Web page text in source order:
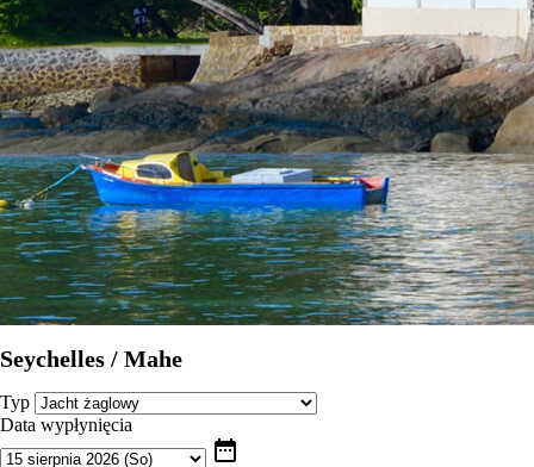
Seychelles / Mahe
Typ
Data wypłynięcia
date_range